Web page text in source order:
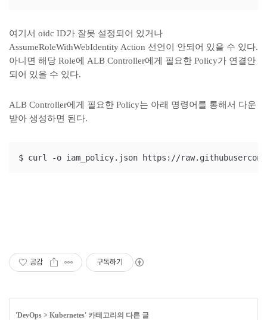
여기서 oidc ID가 잘못 설정되어 있거나
AssumeRoleWithWebIdentity Action 선언이 안되어 있을 수 있다.
아니면 해당 Role에 ALB Controller에게 필요한 Policy가 연결안
되어 있을 수 있다.
ALB Controller에게 필요한 Policy는 아래 명령어를 통해서 다운
받아 생성하면 된다.
$ curl -o iam_policy.json https://
공감 구독하기
'DevOps > Kubernetes' 카테고리의 다른 글